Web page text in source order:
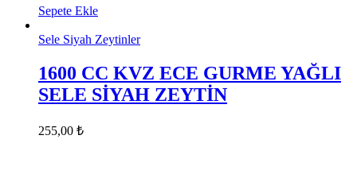
Sepete Ekle
Sele Siyah Zeytinler
1600 CC KVZ ECE GURME YAĞLI
SELE SİYAH ZEYTİN
255,00 ₺